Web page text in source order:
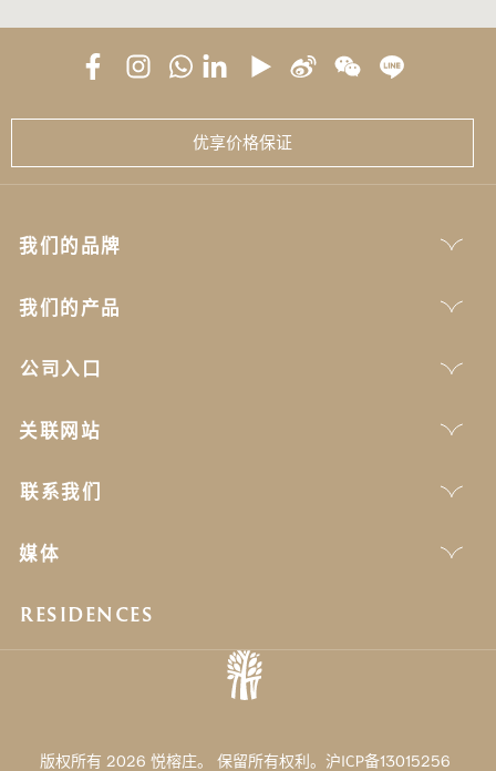
优享价格保证
我们的品牌
我们的产品
公司入口
关联网站
联系我们
媒体
RESIDENCES
版权所有 2026 悦榕庄。 保留所有权利。沪ICP备13015256